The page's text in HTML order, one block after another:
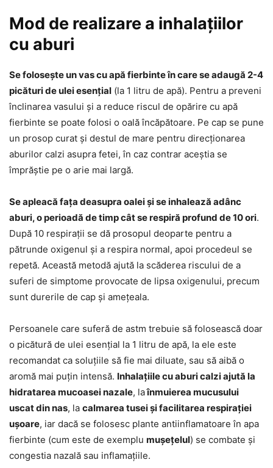
Mod de realizare a inhalațiilor
cu aburi
Se folosește un vas cu apă fierbinte în care se adaugă 2-4
picături de ulei esențial (la 1 litru de apă). Pentru a preveni
înclinarea vasului și a reduce riscul de opărire cu apă
fierbinte se poate folosi o oală încăpătoare. Pe cap se pune
un prosop curat și destul de mare pentru direcționarea
aburilor calzi asupra fetei, în caz contrar aceștia se
împrăștie pe o arie mai largă.
Se apleacă fața deasupra oalei și se inhalează adânc
aburi, o perioadă de timp cât se respiră profund de 10 ori.
După 10 respirații se dă prosopul deoparte pentru a
pătrunde oxigenul și a respira normal, apoi procedeul se
repetă. Această metodă ajută la scăderea riscului de a
suferi de simptome provocate de lipsa oxigenului, precum
sunt durerile de cap și amețeala.
Persoanele care suferă de astm trebuie să folosească doar
o picătură de ulei esențial la 1 litru de apă, la ele este
recomandat ca soluțiile să fie mai diluate, sau să aibă o
aromă mai puțin intensă. Inhalațiile cu aburi calzi ajută la
hidratarea mucoasei nazale, laînmuierea mucusului
uscat din nas, la calmarea tusei și facilitarea respirației
ușoare, iar dacă se folosesc plante antiinflamatoare în apa
fierbinte (cum este de exemplu mușețelul) se combate și
congestia nazală sau inflamațiile.